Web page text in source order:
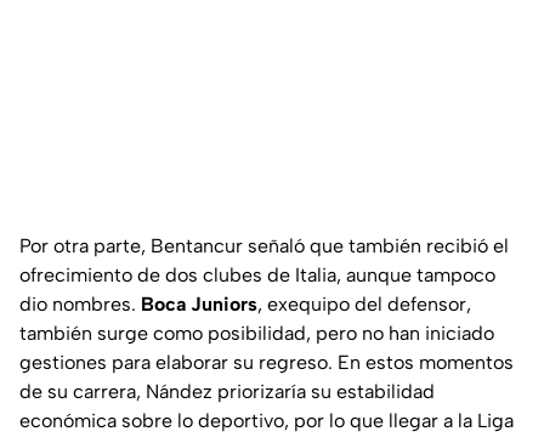
Por otra parte, Bentancur señaló que también recibió el
ofrecimiento de dos clubes de Italia, aunque tampoco
dio nombres. Boca Juniors, exequipo del defensor,
también surge como posibilidad, pero no han iniciado
gestiones para elaborar su regreso. En estos momentos
de su carrera, Nández priorizaría su estabilidad
económica sobre lo deportivo, por lo que llegar a la Liga